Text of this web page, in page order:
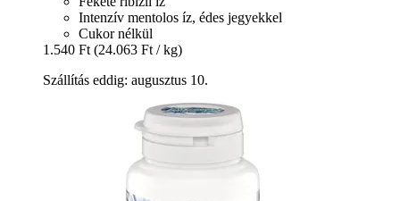
Intenzív mentolos íz, édes jegyekkel
Cukor nélkül
1.540 Ft (24.063 Ft / kg)
Szállítás eddig: augusztus 10.